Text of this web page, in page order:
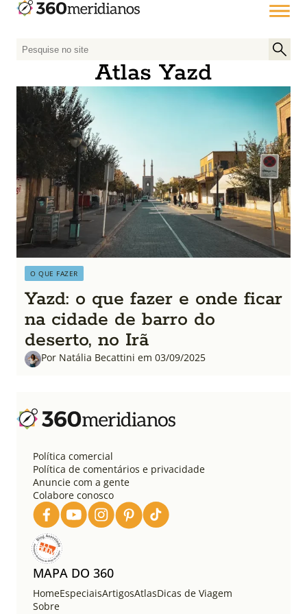
P
q
i
a
r
p
o
r
:
Atlas Yazd
O QUE FAZER
Yazd: o que fazer e onde ficar
na cidade de barro do
deserto, no Irã
Por Natália Becattini em 03/09/2025
Política comercial
Política de comentários e privacidade
Anuncie com a gente
Colabore conosco
MAPA DO 360
HomeEspeciaisArtigosAtlasDicas de Viagem
Sobre